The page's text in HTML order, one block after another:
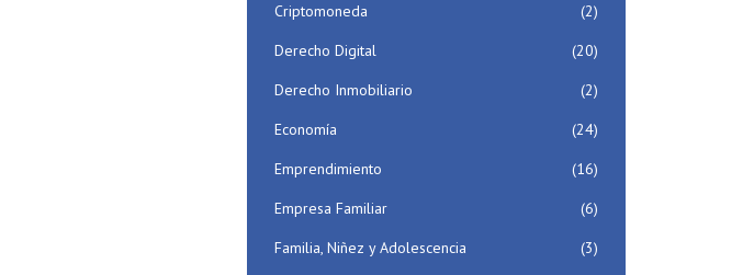
Criptomoneda
(2)
Derecho Digital
(20)
Derecho Inmobiliario
(2)
Economía
(24)
Emprendimiento
(16)
Empresa Familiar
(6)
Familia, Niñez y Adolescencia
(3)